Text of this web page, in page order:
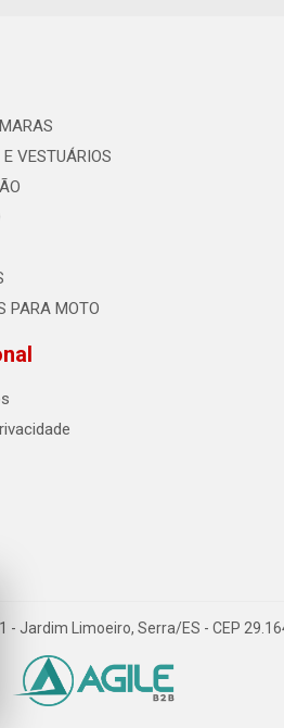
VESTUÁRIOS
PARA MOTO
- Jardim Limoeiro, Serra/ES - CEP